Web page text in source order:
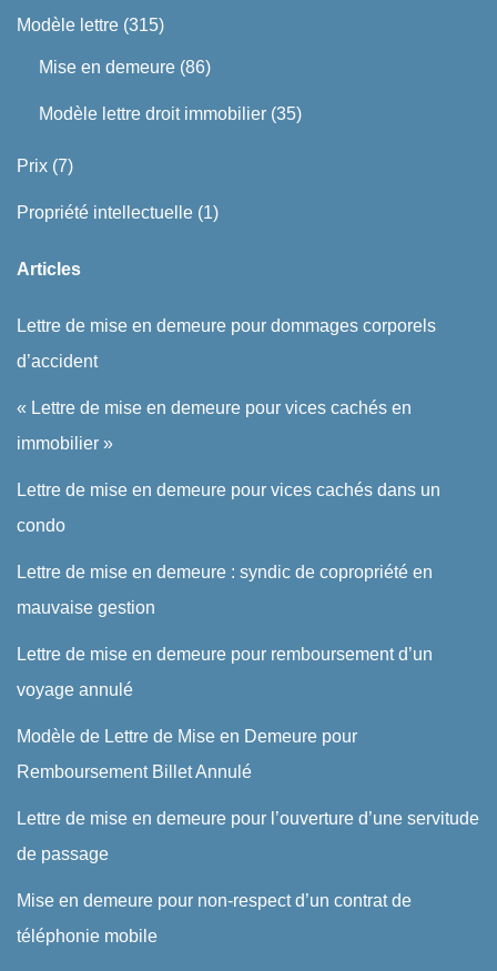
Modèle lettre (315)
Mise en demeure (86)
Modèle lettre droit immobilier (35)
Prix (7)
Propriété intellectuelle (1)
Articles
Lettre de mise en demeure pour dommages corporels
d’accident
« Lettre de mise en demeure pour vices cachés en
immobilier »
Lettre de mise en demeure pour vices cachés dans un
condo
Lettre de mise en demeure : syndic de copropriété en
mauvaise gestion
Lettre de mise en demeure pour remboursement d’un
voyage annulé
Modèle de Lettre de Mise en Demeure pour
Remboursement Billet Annulé
Lettre de mise en demeure pour l’ouverture d’une servitude
de passage
Mise en demeure pour non-respect d’un contrat de
téléphonie mobile